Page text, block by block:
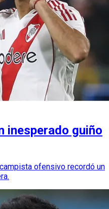
inesperado guiño
ofensivo recordó un